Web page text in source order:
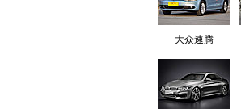
大众速腾